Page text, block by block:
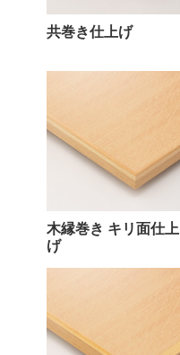
共巻き仕上げ
木縁巻き キリ面仕上
げ